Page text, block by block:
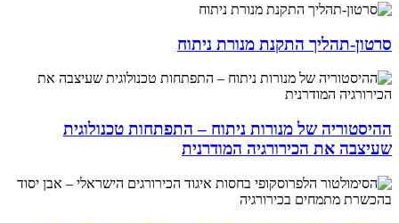
סרטון-תהליך התקנת מנורת ניתוח
ההיסטוריה של מנורות ניתוח – התפתחות טכנולוגית
שעיצבה את הכירורגיה המודרנית